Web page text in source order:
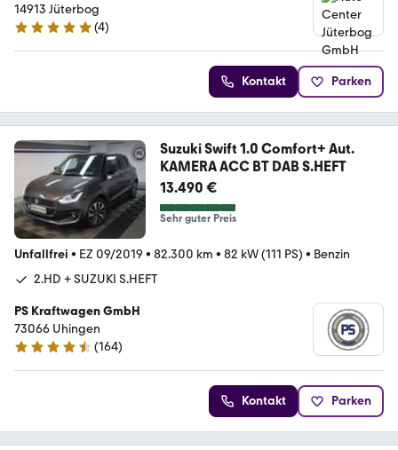
14913 Jüterbog
5 Sterne
(4)
Kontakt Parken
Suzuki Swift 1.0 Comfort+ Aut.
KAMERA ACC BT DAB S.HEFT
13.490 €
Sehr guter Preis
Unfallfrei • EZ 09/2019 • 82.300 km • 82 kW (111 PS) • Benzin
2.HD + SUZUKI S.HEFT
PS Kraftwagen GmbH
73066 Uhingen
4.7 Sterne
(164)
Kontakt Parken